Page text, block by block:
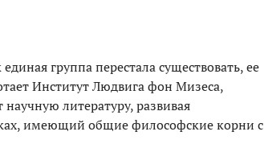
группа перестала существовать, ее
Институт Людвига фон Мизеса,
литературу, развивая
имеющий общие философские корни с